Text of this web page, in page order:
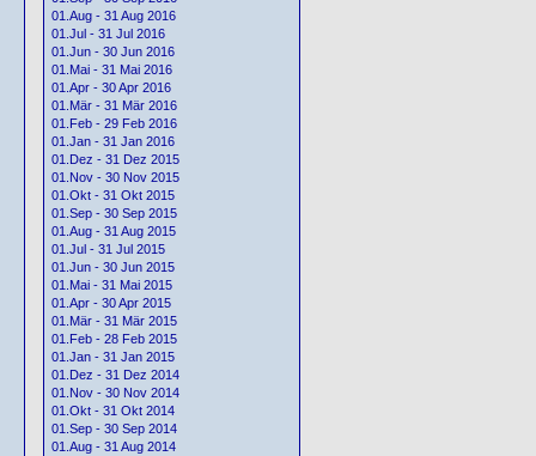
01.Aug - 31 Aug 2016
01.Jul - 31 Jul 2016
01.Jun - 30 Jun 2016
01.Mai - 31 Mai 2016
01.Apr - 30 Apr 2016
01.Mär - 31 Mär 2016
01.Feb - 29 Feb 2016
01.Jan - 31 Jan 2016
01.Dez - 31 Dez 2015
01.Nov - 30 Nov 2015
01.Okt - 31 Okt 2015
01.Sep - 30 Sep 2015
01.Aug - 31 Aug 2015
01.Jul - 31 Jul 2015
01.Jun - 30 Jun 2015
01.Mai - 31 Mai 2015
01.Apr - 30 Apr 2015
01.Mär - 31 Mär 2015
01.Feb - 28 Feb 2015
01.Jan - 31 Jan 2015
01.Dez - 31 Dez 2014
01.Nov - 30 Nov 2014
01.Okt - 31 Okt 2014
01.Sep - 30 Sep 2014
01.Aug - 31 Aug 2014